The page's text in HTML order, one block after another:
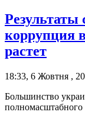
Результаты
коррупция
растет
18:33, 6 Жовтня ,
Большинство